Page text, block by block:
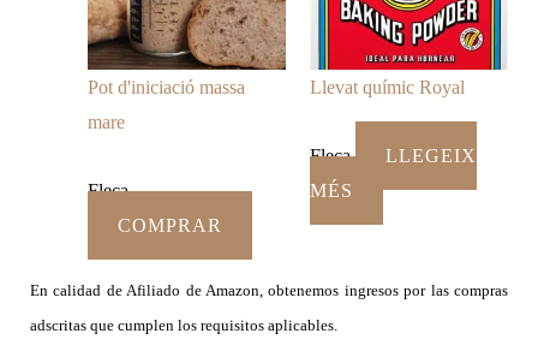
Pot d'iniciació massa
mare
Fleca
COMPRAR
Llevat químic Royal
Fleca
LLEGEIX
MÉS
En calidad de Afiliado de Amazon, obtenemos ingresos por las compras
adscritas que cumplen los requisitos aplicables.